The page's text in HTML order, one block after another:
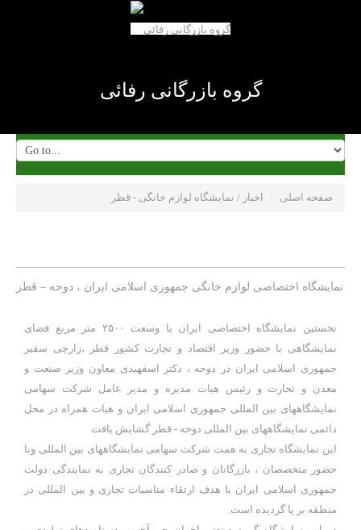
گروه بازرگانی رفائی
صفحه اصلی / اخبار / نمایشگاه لوازم خانگی - قطر
نمایشگاه اختصاصی لوازم خانگی جمهوری اسلامی ایران ، دوحه – قطر
نخستین نمایشگاه اختصاصی ایران با وسعت ۲۵۰۰ متر مربع فضای
نمایشگاهی با حضور وزیر اقتصاد و تجارت کشور قطر ،زارچی سفیر
جمهوری اسلامی ایران در دوحه ، دکتر اسفهبدی معاون وزیر صنعت و
معدن و تجارت و رئیس هیات مدیره و مدیر عامل شرکت سهامی
نمایشگاههای بین المللی جمهوری اسلامی ایران و هیات همراه در محل
دائمی نمایشگاههای بین المللی دوحه - قطر گشایش یافت
این نمایشگاه تجاری به همت شرکت سهامی نمایشگاههای بین المللی وبا
حضور متخصصان ، بازرگانان و صادر کنندگان تجاری به نمایندگی دولت
جمهوری اسلامی ایران با هدف ارتقاء مناسبات تجاری و بین المللی در
منطقه بر پا گردیده است.